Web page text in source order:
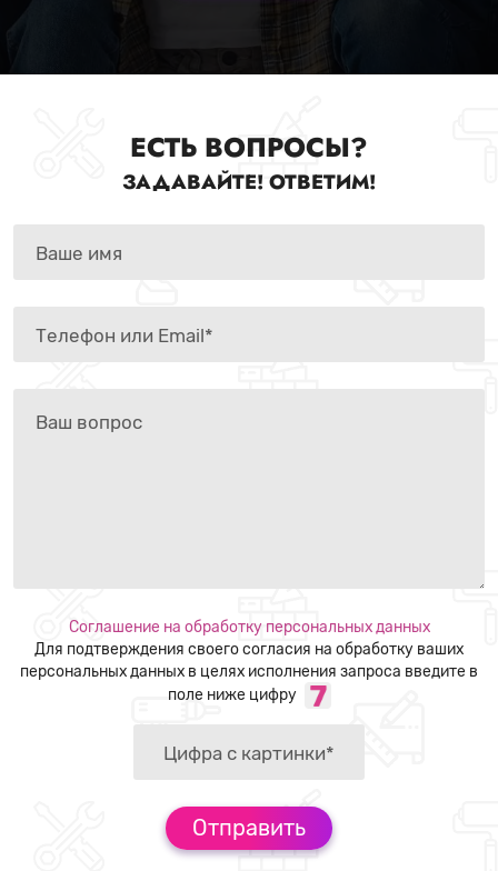
ЕСТЬ ВОПРОСЫ?
ЗАДАВАЙТЕ! ОТВЕТИМ!
Соглашение на обработку персональных данных
Для подтверждения своего согласия на обработку ваших
персональных данных в целях исполнения запроса введите в
поле ниже цифру